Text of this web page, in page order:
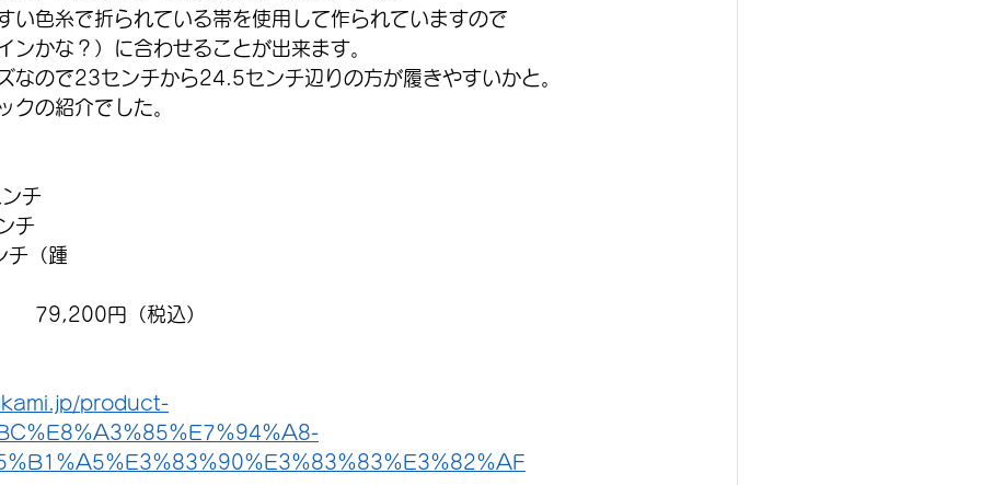
い色糸で折られている帯を使用して作られていますので
ンかな？）に合わせることが出来ます。
なので23センチから24.5センチ辺りの方が履きやすいかと。
クの紹介でした。
チ
チ
（踵
　79,200円（税込）
product-